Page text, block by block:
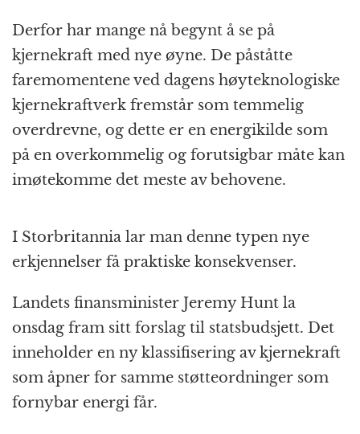
Derfor har mange nå begynt å se på
kjernekraft med nye øyne. De påståtte
faremomentene ved dagens høyteknologiske
kjernekraftverk fremstår som temmelig
overdrevne, og dette er en energikilde som
på en overkommelig og forutsigbar måte kan
imøtekomme det meste av behovene.
I Storbritannia lar man denne typen nye
erkjennelser få praktiske konsekvenser.
Landets finansminister Jeremy Hunt la
onsdag fram sitt forslag til statsbudsjett. Det
inneholder en ny klassifisering av kjernekraft
som åpner for samme støtteordninger som
fornybar energi får.